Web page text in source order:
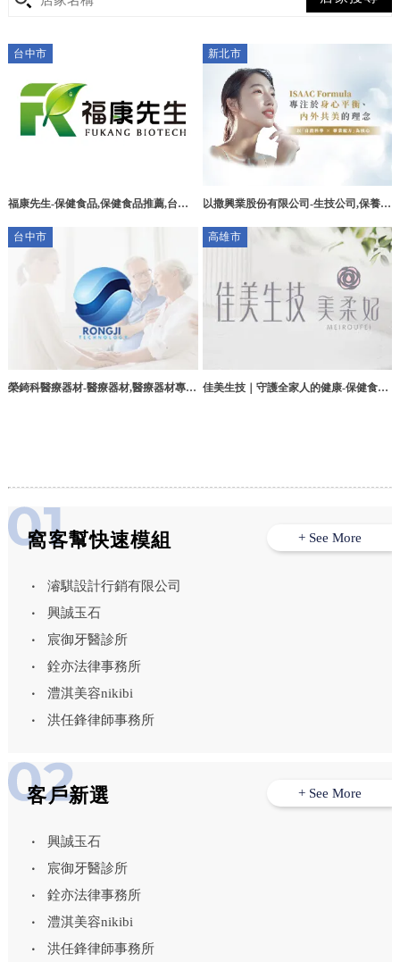
台中市
福康先生-保健食品,保健食品推薦,台中
新北市
以撒興業股份有限公司-生技公司,保養品
保養品推薦,新店保健食品推薦
台中市
榮錡科醫療器材-醫療器材,醫療器材專賣
高雄市
佳美生技｜守護全家人的健康-保健食品,
窩客幫快速模組
濬騏設計行銷有限公司
興誠玉石
宸御牙醫診所
銓亦法律事務所
澧淇美容nikibi
洪任鋒律師事務所
+ See More
客戶新選
興誠玉石
宸御牙醫診所
銓亦法律事務所
澧淇美容nikibi
洪任鋒律師事務所
+ See More